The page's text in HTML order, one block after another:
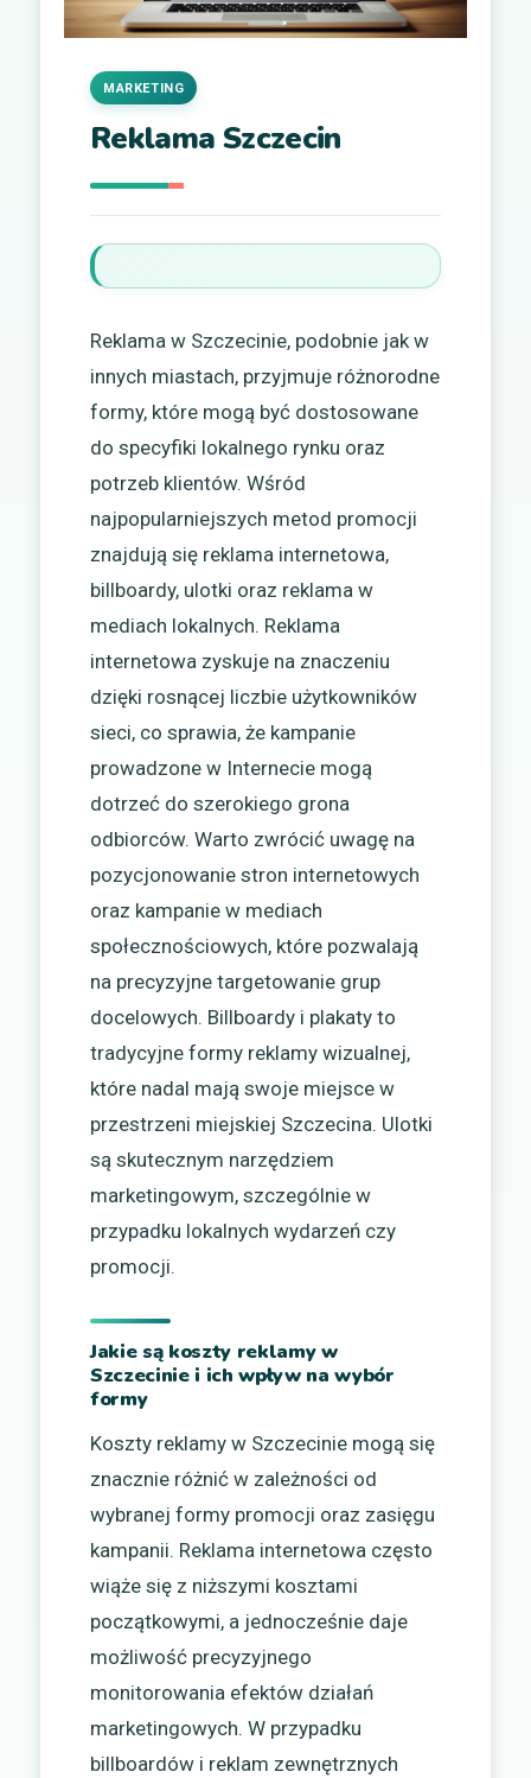
Reklama Szczecin
MARKETING
Reklama w Szczecinie, podobnie jak w
innych miastach, przyjmuje różnorodne
formy, które mogą być dostosowane
do specyfiki lokalnego rynku oraz
potrzeb klientów. Wśród
najpopularniejszych metod promocji
znajdują się reklama internetowa,
billboardy, ulotki oraz reklama w
mediach lokalnych. Reklama
internetowa zyskuje na znaczeniu
dzięki rosnącej liczbie użytkowników
sieci, co sprawia, że kampanie
prowadzone w Internecie mogą
dotrzeć do szerokiego grona
odbiorców. Warto zwrócić uwagę na
pozycjonowanie stron internetowych
oraz kampanie w mediach
społecznościowych, które pozwalają
na precyzyjne targetowanie grup
docelowych. Billboardy i plakaty to
tradycyjne formy reklamy wizualnej,
które nadal mają swoje miejsce w
przestrzeni miejskiej Szczecina. Ulotki
są skutecznym narzędziem
marketingowym, szczególnie w
przypadku lokalnych wydarzeń czy
promocji.
Jakie są koszty reklamy w
Szczecinie i ich wpływ na wybór
formy
Koszty reklamy w Szczecinie mogą się
znacznie różnić w zależności od
wybranej formy promocji oraz zasięgu
kampanii. Reklama internetowa często
wiąże się z niższymi kosztami
początkowymi, a jednocześnie daje
możliwość precyzyjnego
monitorowania efektów działań
marketingowych. W przypadku
billboardów i reklam zewnętrznych